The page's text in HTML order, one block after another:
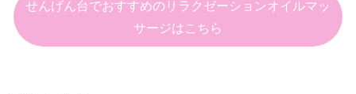
せんげん台でおすすめのリラクゼーションオイルマッ
サージはこちら